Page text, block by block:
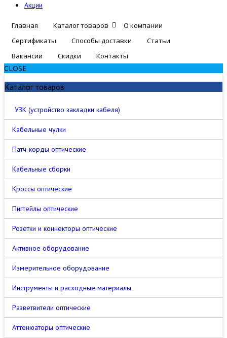
Акции
Главная Каталог товаров
О компании
Сертификаты
Способы доставки
Статьи
Вакансии
Скидки Контакты
CLOSE
Каталог товаров
УЗК (устройство закладки кабеля)
Кабельные чулки
Патч-корды оптические
Кабельные сборки
Кроссы оптические
Пигтейлы оптические
Розетки и коннекторы оптические
Активное оборудование
Измерительное оборудование
Инструменты и расходные материалы
Разветвители оптические
Аттенюаторы оптические